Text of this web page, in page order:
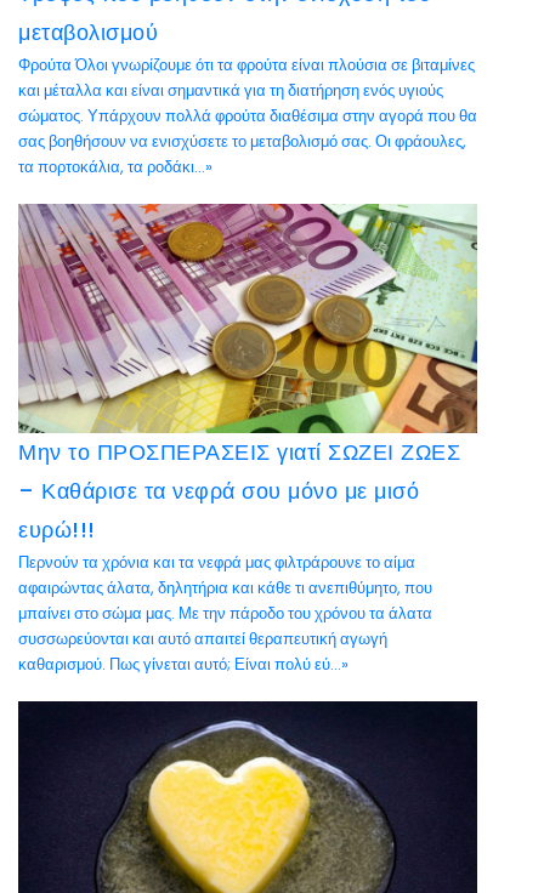
μεταβολισμού
Φρούτα Όλοι γνωρίζουμε ότι τα φρούτα είναι πλούσια σε βιταμίνες
και μέταλλα και είναι σημαντικά για τη διατήρηση ενός υγιούς
σώματος. Υπάρχουν πολλά φρούτα διαθέσιμα στην αγορά που θα
σας βοηθήσουν να ενισχύσετε το μεταβολισμό σας. Οι φράουλες,
τα πορτοκάλια, τα ροδάκι...»
Μην το ΠΡΟΣΠΕΡΑΣΕΙΣ γιατί ΣΩΖΕΙ ΖΩΕΣ
– Καθάρισε τα νεφρά σου μόνο με μισό
ευρώ!!!
Περνούν τα χρόνια και τα νεφρά μας φιλτράρουνε το αίμα
αφαιρώντας άλατα, δηλητήρια και κάθε τι ανεπιθύμητο, που
μπαίνει στο σώμα μας. Με την πάροδο του χρόνου τα άλατα
συσσωρεύονται και αυτό απαιτεί θεραπευτική αγωγή
καθαρισμού. Πως γίνεται αυτό; Είναι πολύ εύ...»